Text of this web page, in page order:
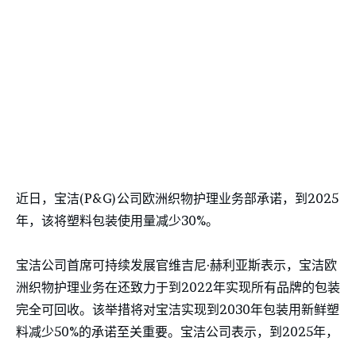
近日，宝洁(P&G)公司欧洲织物护理业务部承诺，到2025
年，该将塑料包装使用量减少30%。
宝洁公司首席可持续发展官维吉尼·赫利亚斯表示，宝洁欧
洲织物护理业务在还致力于到2022年实现所有品牌的包装
完全可回收。该举措将对宝洁实现到2030年包装用新鲜塑
料减少50%的承诺至关重要。宝洁公司表示，到2025年，